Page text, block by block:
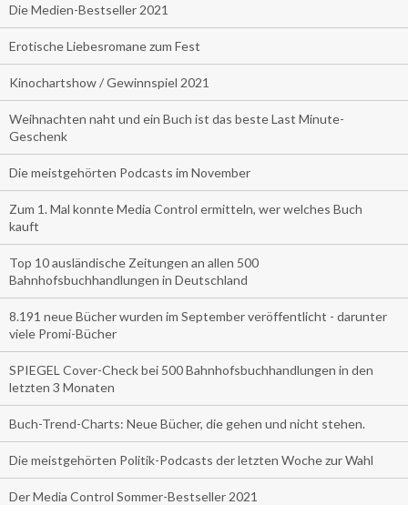
Die Medien-Bestseller 2021
Erotische Liebesromane zum Fest
Kinochartshow / Gewinnspiel 2021
Weihnachten naht und ein Buch ist das beste Last Minute-
Geschenk
Die meistgehörten Podcasts im November
Zum 1. Mal konnte Media Control ermitteln, wer welches Buch
kauft
Top 10 ausländische Zeitungen an allen 500
Bahnhofsbuchhandlungen in Deutschland
8.191 neue Bücher wurden im September veröffentlicht - darunter
viele Promi-Bücher
SPIEGEL Cover-Check bei 500 Bahnhofsbuchhandlungen in den
letzten 3 Monaten
Buch-Trend-Charts: Neue Bücher, die gehen und nicht stehen.
Die meistgehörten Politik-Podcasts der letzten Woche zur Wahl
Der Media Control Sommer-Bestseller 2021